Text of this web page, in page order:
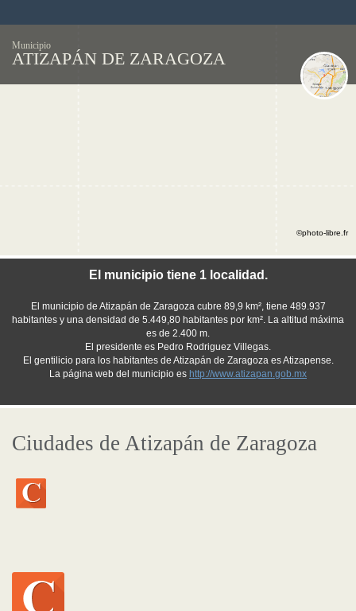
Municipio
ATIZAPÁN DE ZARAGOZA
El municipio tiene 1 localidad.
El municipio de Atizapán de Zaragoza cubre 89,9 km², tiene 489.937
habitantes y una densidad de 5.449,80 habitantes por km². La altitud máxima
es de 2.400 m.
El presidente es Pedro Rodriguez Villegas.
El gentilicio para los habitantes de Atizapán de Zaragoza es Atizapense.
La página web del municipio es http://www.atizapan.gob.mx
©photo-libre.fr
Ciudades de Atizapán de Zaragoza